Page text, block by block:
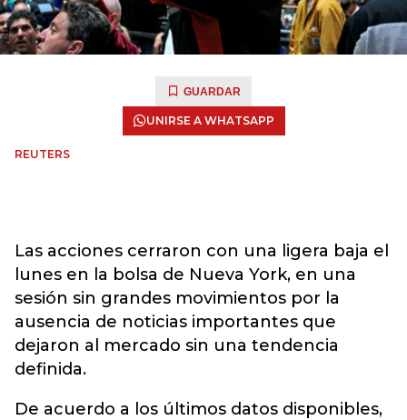
GUARDAR
UNIRSE A WHATSAPP
REUTERS
Las acciones cerraron con una ligera baja el
lunes en la bolsa de Nueva York, en una
sesión sin grandes movimientos por la
ausencia de noticias importantes que
dejaron al mercado sin una tendencia
definida.
De acuerdo a los últimos datos disponibles,